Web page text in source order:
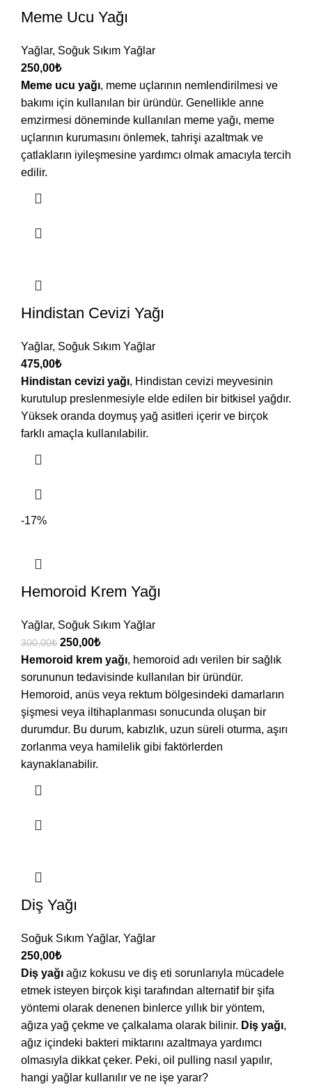
Meme Ucu Yağı
Yağlar, Soğuk Sıkım Yağlar
250,00₺
Meme ucu yağı, meme uçlarının nemlendirilmesi ve
bakımı için kullanılan bir üründür. Genellikle anne
emzirmesi döneminde kullanılan meme yağı, meme
uçlarının kurumasını önlemek, tahrişi azaltmak ve
çatlakların iyileşmesine yardımcı olmak amacıyla tercih
edilir.
Hindistan Cevizi Yağı
Yağlar, Soğuk Sıkım Yağlar
475,00₺
Hindistan cevizi yağı, Hindistan cevizi meyvesinin
kurutulup preslenmesiyle elde edilen bir bitkisel yağdır.
Yüksek oranda doymuş yağ asitleri içerir ve birçok
farklı amaçla kullanılabilir.
-17%
Hemoroid Krem Yağı
Yağlar, Soğuk Sıkım Yağlar
300,00₺ 250,00₺
Hemoroid krem yağı, hemoroid adı verilen bir sağlık
sorununun tedavisinde kullanılan bir üründür.
Hemoroid, anüs veya rektum bölgesindeki damarların
şişmesi veya iltihaplanması sonucunda oluşan bir
durumdur. Bu durum, kabızlık, uzun süreli oturma, aşırı
zorlanma veya hamilelik gibi faktörlerden
kaynaklanabilir.
Diş Yağı
Soğuk Sıkım Yağlar, Yağlar
250,00₺
Diş yağı ağız kokusu ve diş eti sorunlarıyla mücadele
etmek isteyen birçok kişi tarafından alternatif bir şifa
yöntemi olarak denenen binlerce yıllık bir yöntem,
ağıza yağ çekme ve çalkalama olarak bilinir. Diş yağı,
ağız içindeki bakteri miktarını azaltmaya yardımcı
olmasıyla dikkat çeker. Peki, oil pulling nasıl yapılır,
hangi yağlar kullanılır ve ne işe yarar?